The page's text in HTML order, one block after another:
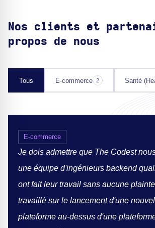
Nos clients et
propos de nous
Tous E-commerce 2 Santé
E-commerce
Je dois admettre que The Codest
une équipe d'ingénieurs backend
ont fait leur travail sans aucune
travaillé sur le lancement d'une
plateforme au-dessus d'une